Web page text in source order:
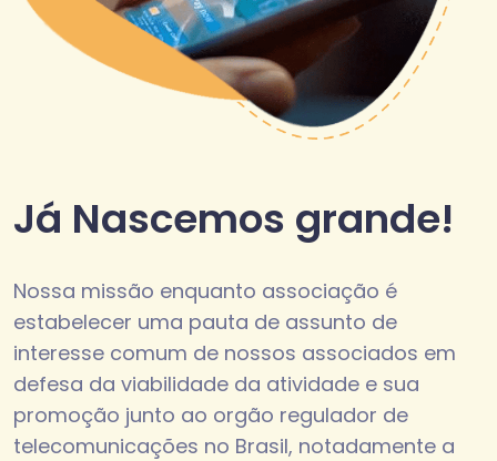
Já Nascemos grande!
Nossa missão enquanto associação é
estabelecer uma pauta de assunto de
interesse comum de nossos associados em
defesa da viabilidade da atividade e sua
promoção junto ao orgão regulador de
telecomunicações no Brasil, notadamente a